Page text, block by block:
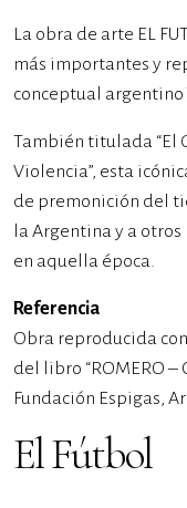
La obra de arte EL
más importantes y
conceptual argentino
También titulada “El
Violencia”, esta
de premonición del
la Argentina y a
en aquella época.
Referencia
Obra reproducida
del libro “ROMERO
Fundación Espigas,
El Fútbol